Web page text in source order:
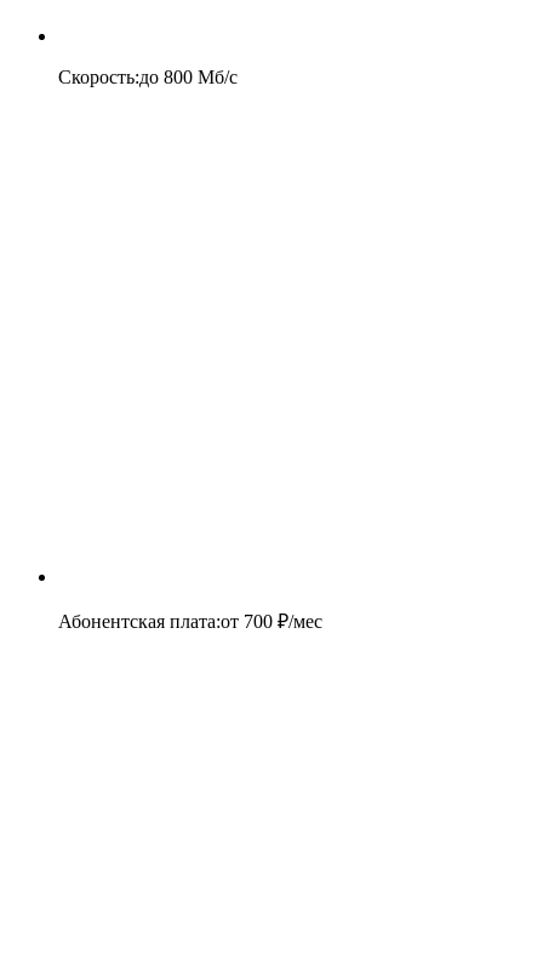
Скорость:до 800 Мб/c
Абонентская плата:от 700 ₽/мес